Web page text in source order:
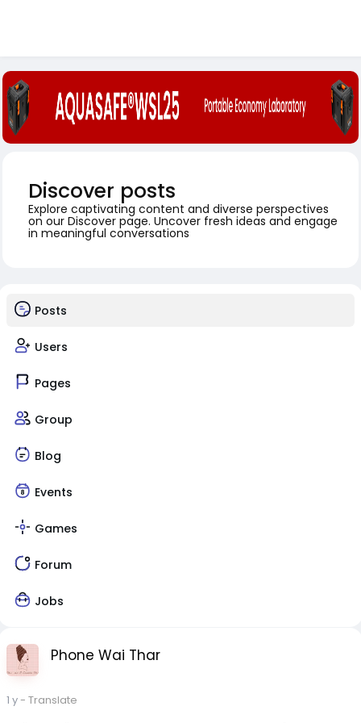
Discover posts
Explore captivating content and diverse perspectives
on our Discover page. Uncover fresh ideas and engage
in meaningful conversations
Posts
Users
Pages
Group
Blog
Events
Games
Forum
Jobs
Phone Wai Thar
1 y- Translate